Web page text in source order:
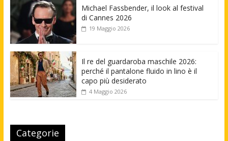
Michael Fassbender, il look al festival
di Cannes 2026
19 Maggio 2026
Il re del guardaroba maschile 2026:
perché il pantalone fluido in lino è il
capo più desiderato
4 Maggio 2026
Categorie